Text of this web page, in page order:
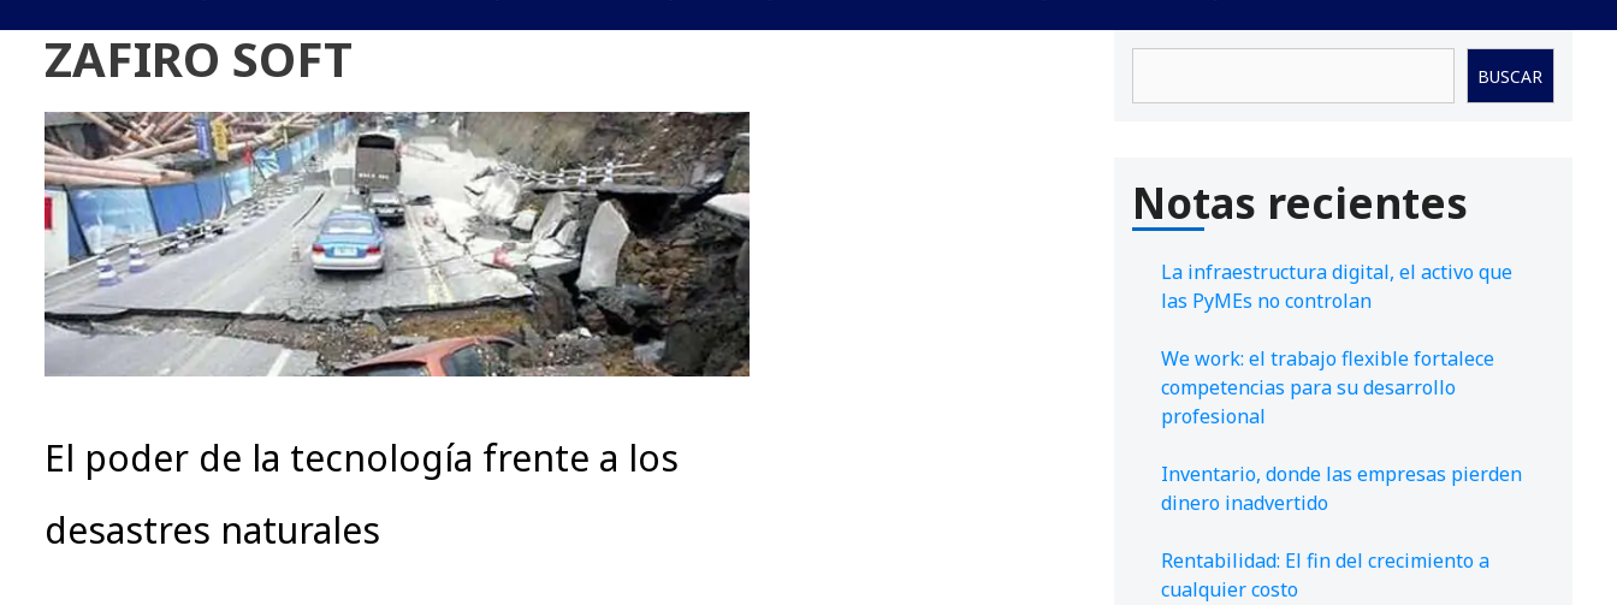
ZAFIRO SOFT
El poder de la tecnología frente a los
desastres naturales
BUSCAR
Notas recientes
La infraestructura digital, el activo que
las PyMEs no controlan
We work: el trabajo flexible fortalece
competencias para su desarrollo
profesional
Inventario, donde las empresas pierden
dinero inadvertido
Rentabilidad: El fin del crecimiento a
cualquier costo